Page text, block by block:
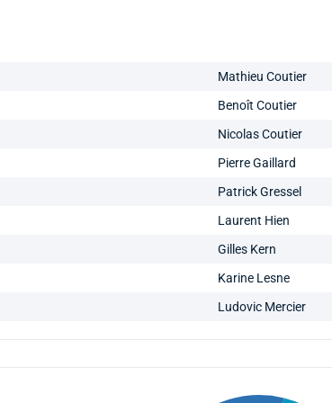
Mathieu Coutier
Benoît Coutier
Nicolas Coutier
Pierre Gaillard
Patrick Gressel
Laurent Hien
Gilles Kern
Karine Lesne
Ludovic Mercier